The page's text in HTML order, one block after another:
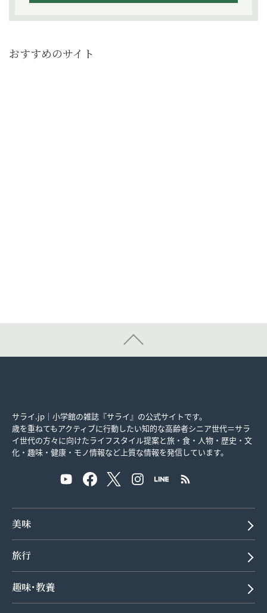
おすすめのサイト
サライ.jp｜小学館の雑誌『サライ』の公式サイトです。
歳を重ねてもアクティブに行動したい知的な高齢者シニア世代＝サラ
イ世代の方々に向けたライフスタイル提案と旅・食・人物・歴史・文
化・趣味・健康・モノ情報など上質な情報を発信しています。
美味
旅行
趣味･教養